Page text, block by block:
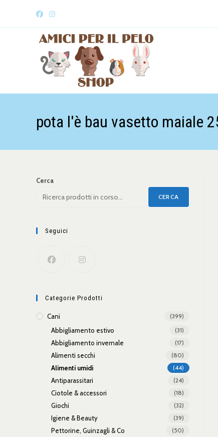
pota l'è bau vasetto maiale
Cerca
CERCA
Seguici
Categorie Prodotti
Cani (399)
Abbigliamento estivo (31)
Abbigliamento invernale (17)
Alimenti secchi (80)
Alimenti umidi (44)
Antiparassitari (24)
Ciotole & accessori (18)
Giochi (32)
Igiene & Beauty (39)
Pettorine, Guinzagli & Co (50)